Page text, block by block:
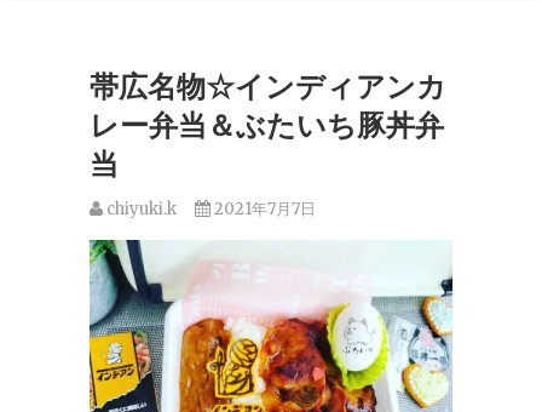
帯広名物☆インディアンカ
レー弁当＆ぶたいち豚丼弁
当
chiyuki.k 2021年7月7日